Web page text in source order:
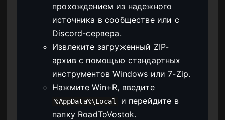
прохождением из надежного
источника в сообществе или с
Discord-сервера.
Извлеките загруженный ZIP-
архив с помощью стандартных
инструментов Windows или 7-Zip.
Нажмите Win+R, введите
%AppData%\Local
и перейдите в
папку RoadToVostok.